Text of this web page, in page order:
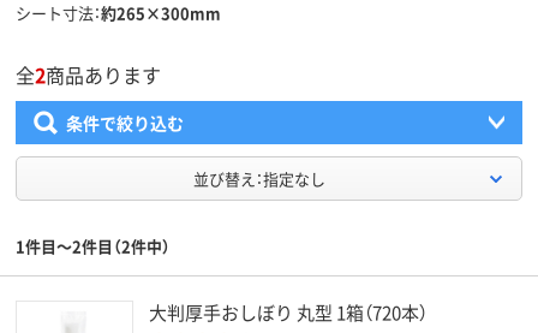
シート寸法 約265×300mm
全2商品あります
条件で絞り込む
並び替え：指定なし
1件目～2件目（2件中）
大判厚手おしぼり 丸型 1箱（720本）